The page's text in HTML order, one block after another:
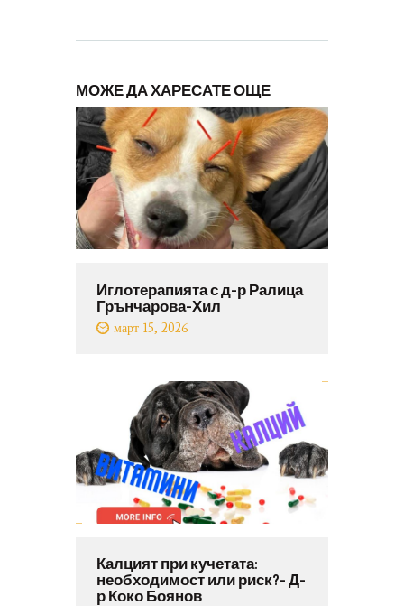
МОЖЕ ДА ХАРЕСАТЕ ОЩЕ
Иглотерапията с д-р Ралица
Грънчарова-Хил
март 15, 2026
Калцият при кучетата:
необходимост или риск?- Д-
р Коко Боянов